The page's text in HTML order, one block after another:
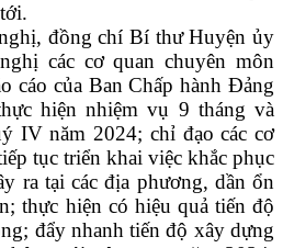
đồng chí Bí thư Huyện ủy
các cơ quan chuyên môn
cáo của Ban Chấp hành Đảng
hiện nhiệm vụ 9 tháng và
IV năm 2024; chỉ đạo các cơ
tục triển khai việc khắc phục
ra tại các địa phương, dần ổn
thực hiện có hiệu quả tiến độ
đẩy nhanh tiến độ xây dựng